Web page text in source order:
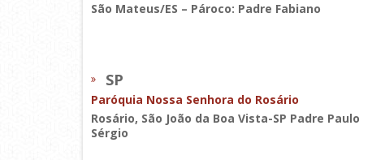
São Mateus/ES – Pároco: Padre Fabiano
SP
Paróquia Nossa Senhora do Rosário
Rosário, São João da Boa Vista-SP Padre Paulo
Sérgio